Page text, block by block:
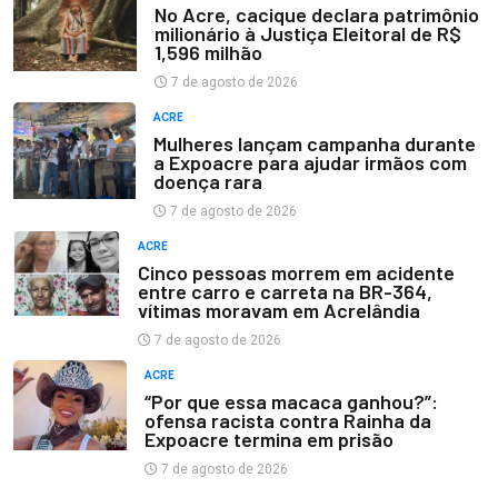
No Acre, cacique declara patrimônio
milionário à Justiça Eleitoral de R$
1,596 milhão
7 de agosto de 2026
ACRE
Mulheres lançam campanha durante
a Expoacre para ajudar irmãos com
doença rara
7 de agosto de 2026
ACRE
Cinco pessoas morrem em acidente
entre carro e carreta na BR-364,
vítimas moravam em Acrelândia
7 de agosto de 2026
ACRE
“Por que essa macaca ganhou?”:
ofensa racista contra Rainha da
Expoacre termina em prisão
7 de agosto de 2026